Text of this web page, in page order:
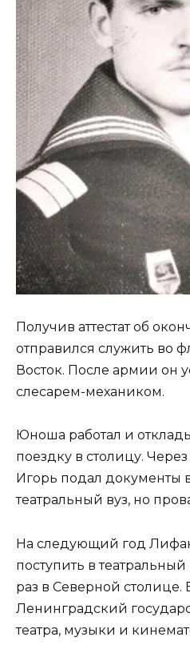
Получив аттестат об
отправился служить во
Восток. После армии он
слесарем-механиком.
Юноша работал и
поездку в столицу.
Игорь подал документы
театральный вуз, но
На следующий год
поступить в театральный
раз в Северной столице.
Ленинградский
театра, музыки и